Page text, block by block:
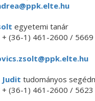
egyetemi tanár
+ (36-1) 461-2600 / 5669
Judit tudományos
+ (36-1) 461-2600 / 5623